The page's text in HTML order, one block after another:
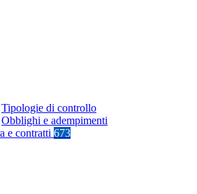
Tipologie di controllo
Obblighi e adempimenti
e contratti 673